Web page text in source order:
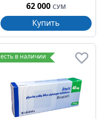
62 000 СУМ
Купить
есть в наличии